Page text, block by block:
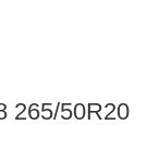
265/50R20